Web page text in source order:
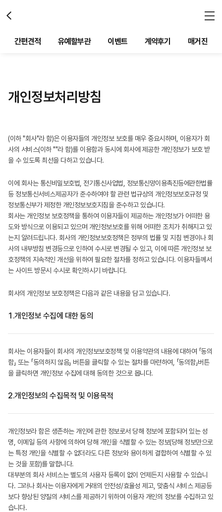
간편견적 유예할부관 이벤트 계약후기 매거진
개인정보처리방침
(이하 "회사"라 함)은 이용자들의 개인정보 보호를 매우 중요시하며, 이용자가 회
사의 서비스(이하 ""라 함)를 이용함과 동시에 회사에 제공한 개인정보가 보호 받
을 수 있도록 최선을 다하고 있습니다.
이에 회사는 통신비밀보호법, 전기통신사업법, 정보통신망이용촉진등에관한법률
등 정보통신서비스제공자가 준수하여야 할 관련 법규상의 개인정보보호규정 및
정보통신부가 제정한 개인정보보호지침을 준수하고 있습니다.
회사는 개인정보 보호정책을 통하여 이용자들이 제공하는 개인정보가 어떠한 용
도와 방식으로 이용되고 있으며 개인정보보호를 위해 어떠한 조치가 취해지고 있
는지 알려드립니다. 회사의 개인정보보호정책은 정부의 법률 및 지침 변경이나 회
사의 내부방침 변경등으로 인하여 수시로 변경될 수 있고, 이에 따른 개인정보 보
호정책의 지속적인 개선을 위하여 필요한 절차를 정하고 있습니다. 이용자들께서
는 사이트 방문시 수시로 확인하시기 바랍니다.
회사의 개인정보 보호정책은 다음과 같은 내용을 담고 있습니다.
1.개인정보 수집에 대한 동의
회사는 이용자들이 회사의 개인정보보호정책 및 이용약관의 내용에 대하여 「동의
함」 또는 「동의하지 않음」 버튼을 클릭할 수 있는 절차를 마련하여, 「동의함」버튼
을 클릭하면 개인정보 수집에 대해 동의한 것으로 봅니다.
2.개인정보의 수집목적 및 이용목적
개인정보라 함은 생존하는 개인에 관한 정보로서 당해 정보에 포함되어 있는 성
명, 이메일 등의 사항에 의하여 당해 개인을 식별할 수 있는 정보(당해 정보만으로
는 특정 개인을 식별할 수 없더라도 다른 정보와 용이하게 결합하여 식별할 수 있
는 것을 포함)를 말합니다.
대부분의 회사 서비스는 별도의 사용자 등록이 없이 언제든지 사용할 수 있습니
다. 그러나 회사는 이용자에게 거래의 안전성/효율성 제고, 맞춤식 서비스 제공등
보다 향상된 양질의 서비스를 제공하기 위하여 이용자 개인의 정보를 수집하고 있
습니다.